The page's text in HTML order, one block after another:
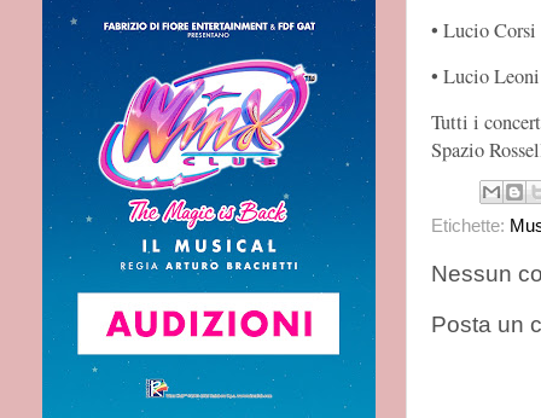
• Lucio
• Lucio
Tutti i
Spazio
Etichette:
Nessun
Posta un